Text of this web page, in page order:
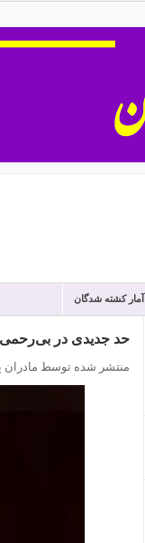
آمار کشته شدگان
حد جدیدی در
منتشر شده توسط مادران